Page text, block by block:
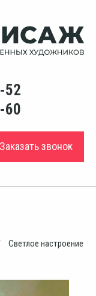
52
60
Заказать звонок
Светлое настроение